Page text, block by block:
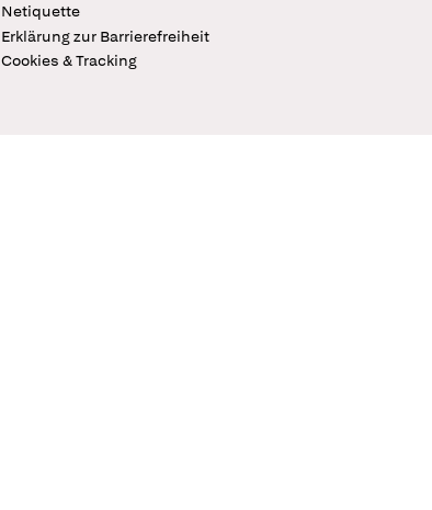
Netiquette
Erklärung zur Barrierefreiheit
Cookies & Tracking